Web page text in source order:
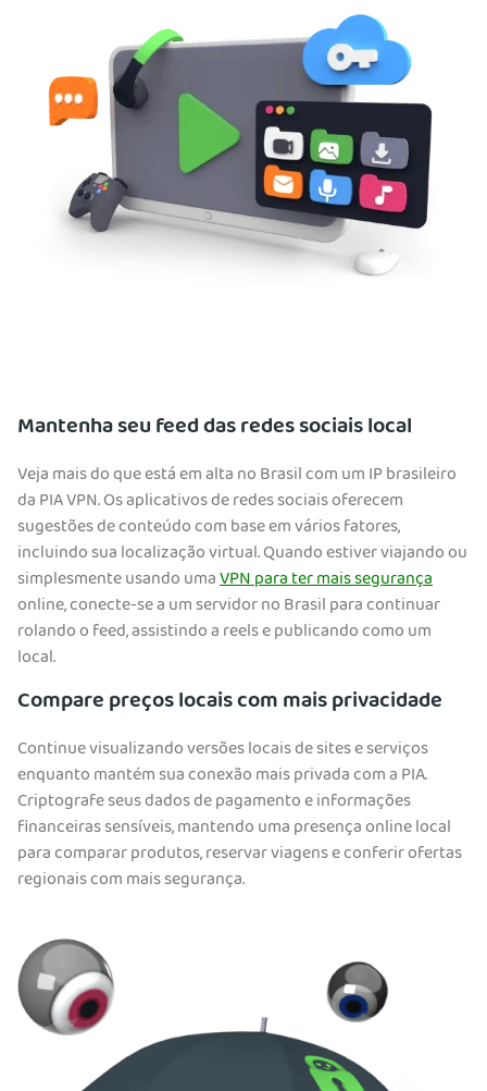
Mantenha seu feed das redes sociais local
Veja mais do que está em alta no Brasil com um IP brasileiro
da PIA VPN. Os aplicativos de redes sociais oferecem
sugestões de conteúdo com base em vários fatores,
incluindo sua localização virtual. Quando estiver viajando ou
simplesmente usando umaVPN para ter mais segurança
online, conecte-se a um servidor no Brasil para continuar
rolando o feed, assistindo a reels e publicando como um
local.
Compare preços locais com mais privacidade
Continue visualizando versões locais de sites e serviços
enquanto mantém sua conexão mais privada com a PIA.
Criptografe seus dados de pagamento e informações
financeiras sensíveis, mantendo uma presença online local
para comparar produtos, reservar viagens e conferir ofertas
regionais com mais segurança.